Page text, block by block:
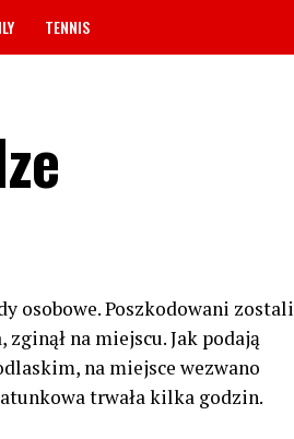
TENNIS
osobowe. Poszkodowani zostali
na miejscu. Jak podają
na miejsce wezwano
trwała kilka godzin.